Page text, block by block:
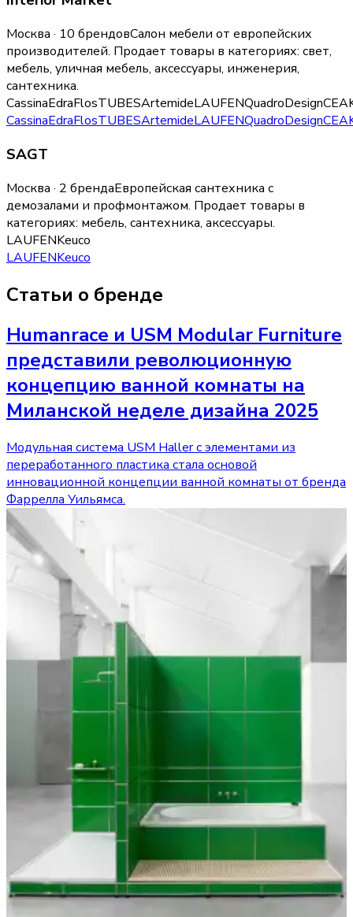
Москва · 10 брендовСалон мебели от европейских
производителей. Продает товары в категориях: свет,
мебель, уличная мебель, аксессуары, инженерия,
сантехника.
CassinaEdraFlosTUBESArtemideLAUFENQuadroDesignCEA
CassinaEdraFlosTUBESArtemideLAUFENQuadroDesignCEA
SAGT
Москва · 2 брендаЕвропейская сантехника с
демозалами и профмонтажом. Продает товары в
категориях: мебель, сантехника, аксессуары.
LAUFENKeuco
LAUFENKeuco
Статьи о бренде
Humanrace и USM Modular Furniture
представили революционную
концепцию ванной комнаты на
Миланской неделе дизайна 2025
Модульная система USM Haller с элементами из
переработанного пластика стала основой
инновационной концепции ванной комнаты от бренда
Фаррелла Уильямса.